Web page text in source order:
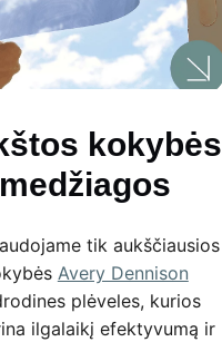
kokybės
medžiagos
tik aukščiausios
Avery Dennison
plėveles, kurios
ilgalaikį efektyvumą ir